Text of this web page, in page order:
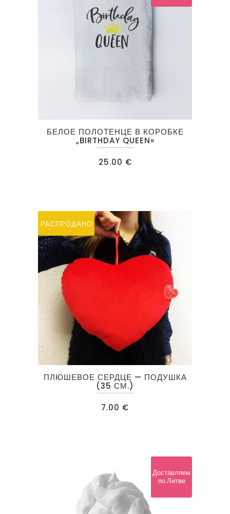
БЕЛОЕ ПОЛОТЕНЦЕ В КОРОБКЕ
„BIRTHDAY QUEEN»
25.00 €
РАСПРОДАНО
ПЛЮШЕВОЕ СЕРДЦЕ — ПОДУШКА
(35 СМ.)
7.00 €
Доставляем
по Литве